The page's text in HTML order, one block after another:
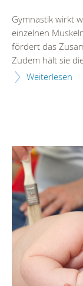
Gymnastik wirkt
einzelnen
fördert das
Zudem hält sie
Weiterlesen